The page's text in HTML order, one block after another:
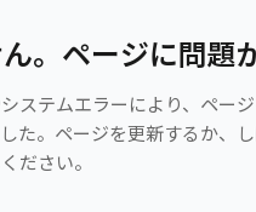
。ページに問題
ステムエラーにより、ペー
た。ページを更新するか、
ださい。